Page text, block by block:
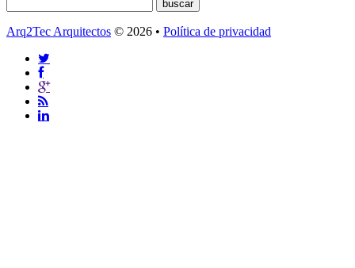
Arq2Tec Arquitectos © 2026 • Política de privacidad